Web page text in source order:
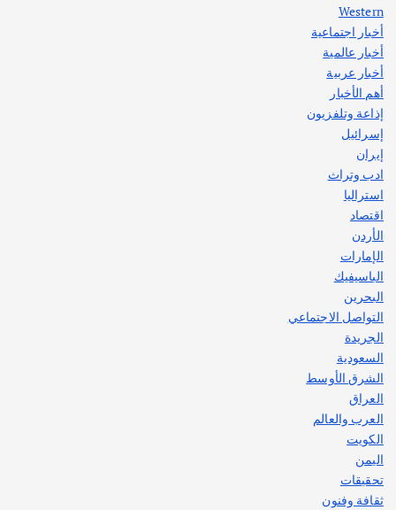
Western
أخبار اجتماعية
أخبار عالمية
أخبار عربية
أهم الأخبار
إذاعة وتلفزيون
إسرائيل
إيران
ادب وتراث
استراليا
اقتصاد
الأردن
الإمارات
الباسيفيك
البحرين
التواصل الاجتماعي
الجريدة
السعودية
الشرق الأوسط
العراق
العرب والعالم
الكويت
اليمن
تحقيقات
ثقافة وفنون